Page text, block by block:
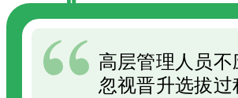
高层管理人员不
忽视晋升选拔过